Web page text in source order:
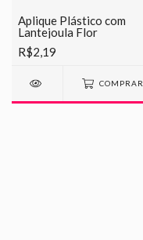
Aplique Plástico com
Lantejoula Flor
R$2,19
COMPRAR